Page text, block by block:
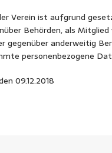
Verein ist aufgrund
Behörden, als Mitglied
gegenüber anderweitig
personenbezogene
09.12.2018